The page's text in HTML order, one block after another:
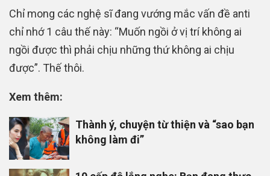
Chỉ mong các nghệ sĩ đang vướng mắc vấn đề anti
chỉ nhớ 1 câu thế này: “Muốn ngồi ở vị trí không ai
ngồi được thì phải chịu những thứ không ai chịu
được”. Thế thôi.
Xem thêm:
Thành ý, chuyện từ thiện và “sao bạn
không làm đi”